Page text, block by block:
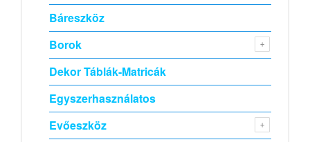
Báreszköz
Borok
Dekor Táblák-Matricák
Egyszerhasználatos
Evőeszköz